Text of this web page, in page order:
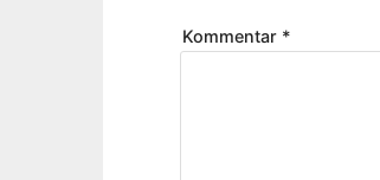
Kommentar *